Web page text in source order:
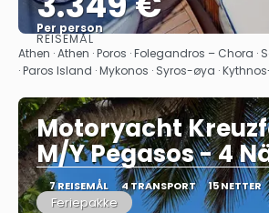
Per person
Se
REISEMÅL
Athen · Athen · Poros · Folegandros – Chora ·
· Paros Island · Mykonos · Syros-øya ·
Motoryacht
M/Y Pegasos - 4
7 REISEMÅL 4 TRANSPORT 15 NETTER
Feriepakke